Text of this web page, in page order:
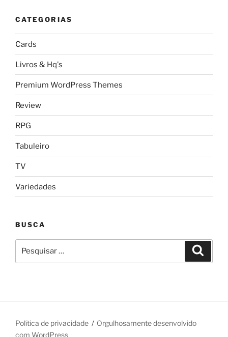
CATEGORIAS
Cards
Livros & Hq's
Premium WordPress Themes
Review
RPG
Tabuleiro
TV
Variedades
BUSCA
por:
Política de privacidade
Orgulhosamente desenvolvido
com WordPress